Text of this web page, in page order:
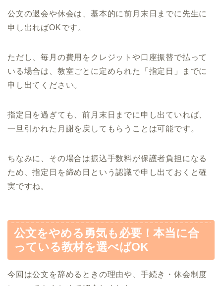
公文の退会や休会は、基本的に前月末日までに先生に
申し出ればOKです。
ただし、毎月の費用をクレジットや口座振替で払って
いる場合は、教室ごとに定められた「指定日」までに
申し出てください。
指定日を過ぎても、前月末日までに申し出ていれば、
一旦引かれた月謝を戻してもらうことは可能です。
ちなみに、その場合は振込手数料が保護者負担になる
ため、指定日を締め日という認識で申し出ておくと確
実ですね。
公文をやめる勇気も必要！本当に合
っている教材を選べばOK
今回は公文を辞めるときの理由や、手続き・休会制度